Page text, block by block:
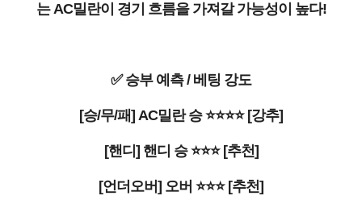
는 AC밀란이 경기 흐름을 가져갈 가능성이 높다!
✅ 승부 예측 / 베팅 강도
[승/무/패] AC밀란 승 ⭐⭐⭐⭐ [강추]
[핸디] 핸디 승 ⭐⭐⭐ [추천]
[언더오버] 오버 ⭐⭐⭐ [추천]